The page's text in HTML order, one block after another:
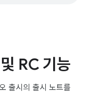
RC 기능
출시의 출시 노트를